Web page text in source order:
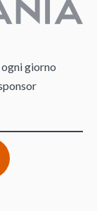
ogni giorno